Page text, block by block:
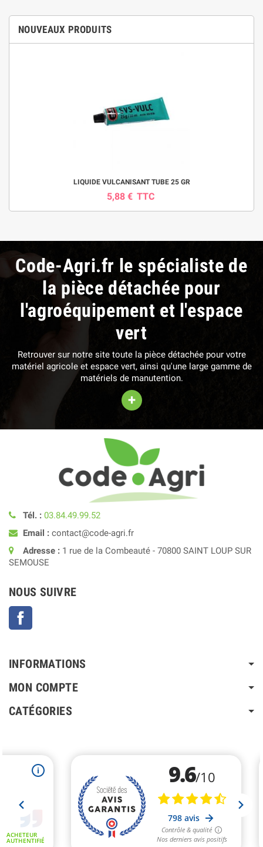
NOUVEAUX PRODUITS
LIQUIDE VULCANISANT TUBE 25 GR
5,88 € TTC
Code-Agri.fr le spécialiste de
la pièce détachée pour
l'agroéquipement et l'espace
vert
Retrouver sur notre site toute la pièce détachée pour votre
matériel agricole et espace vert, ainsi qu'une large gamme de
matériels de manutention.
+
Tél. : 03.84.49.99.52
Email : contact@code-agri.fr
Adresse : 1 rue de la Combeauté - 70800 SAINT LOUP SUR
SEMOUSE
NOUS SUIVRE
INFORMATIONS
MON COMPTE
CATÉGORIES